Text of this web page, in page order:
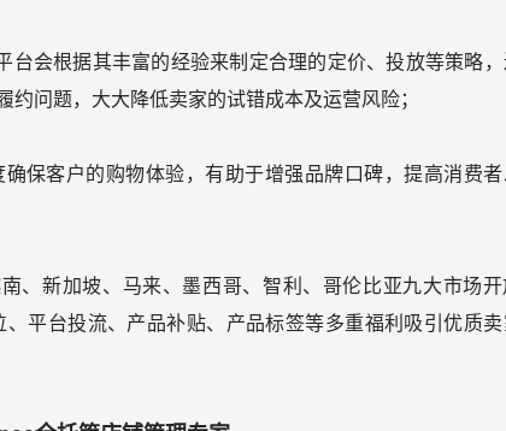
会根据其丰富的经验来制定合理的定价、投放等策略
问题，大大降低卖家的试错成本及运营风险；
保客户的购物体验，有助于增强品牌口碑，提高消费
、新加坡、马来、墨西哥、智利、哥伦比亚九大市场开
平台投流、产品补贴、产品标签等多重福利吸引优质卖